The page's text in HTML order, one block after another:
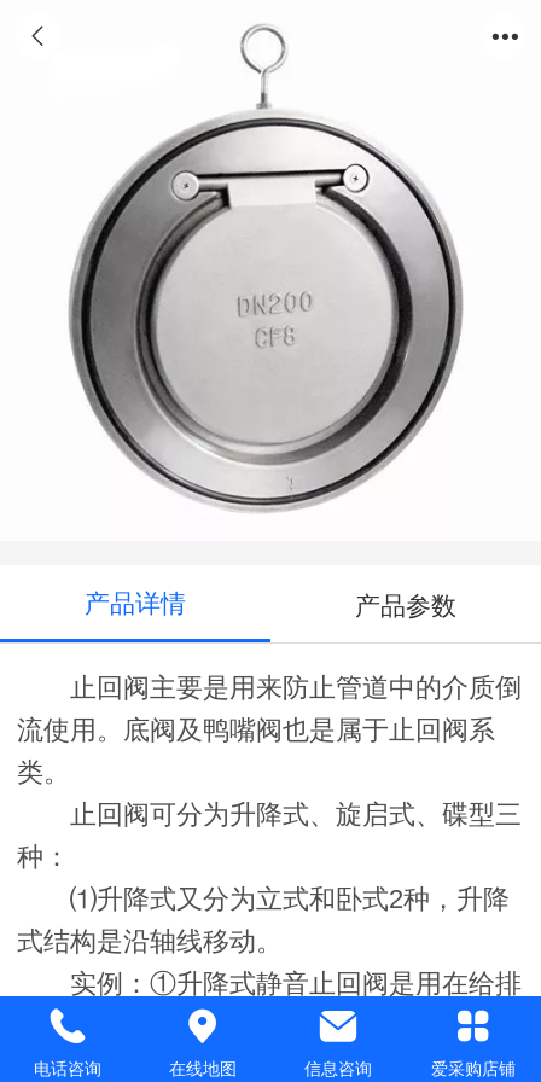
产品详情 产品参数
止回阀主要是用来防止管道中的介质倒
流使用。底阀及鸭嘴阀也是属于止回阀系
类。
止回阀可分为升降式、旋启式、碟型三
种：
⑴升降式又分为立式和卧式2种，升降
式结构是沿轴线移动。
实例：①升降式静音止回阀是用在给排
水工程质量要求高的管线上；同时可安装在
泵的出口处，要求压力（PN2.5Mpa）相对
电话咨询 在线地图 信息咨询 爱采购店铺